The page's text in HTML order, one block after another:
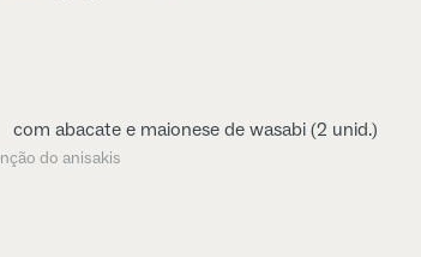
com abacate e maionese de wasabi (2 unid.)
do anisakis